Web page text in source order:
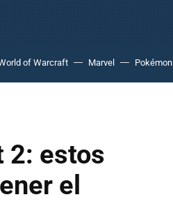
of Warcraft Marvel Pokémon
2: estos
el